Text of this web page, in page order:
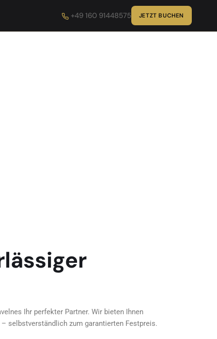
+49 160 91448575 JETZT BUCHEN
Ihr perfekter Partner. Wir bieten Ihnen
selbstverständlich zum garantierten Festpreis.